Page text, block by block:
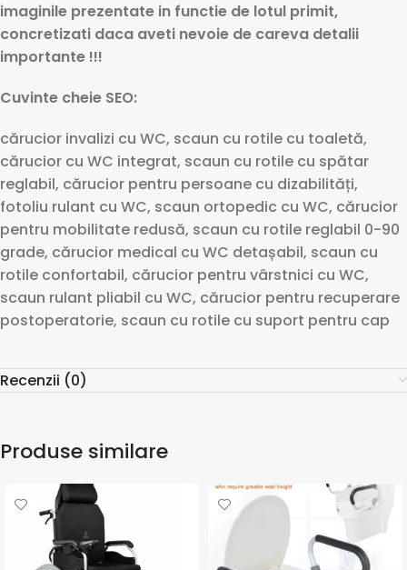
imaginile prezentate in functie de lotul primit,
concretizati daca aveti nevoie de careva detalii
importante !!!
Cuvinte cheie SEO:
cărucior invalizi cu WC, scaun cu rotile cu toaletă,
cărucior cu WC integrat, scaun cu rotile cu spătar
reglabil, cărucior pentru persoane cu dizabilități,
fotoliu rulant cu WC, scaun ortopedic cu WC, cărucior
pentru mobilitate redusă, scaun cu rotile reglabil 0-90
grade, cărucior medical cu WC detașabil, scaun cu
rotile confortabil, cărucior pentru vârstnici cu WC,
scaun rulant pliabil cu WC, cărucior pentru recuperare
postoperatorie, scaun cu rotile cu suport pentru cap
Recenzii (0)
Produse similare